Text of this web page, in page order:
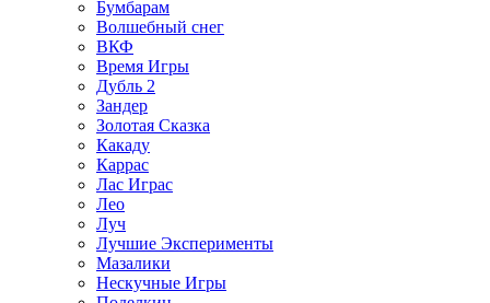
Бумбарам
Волшебный снег
ВКФ
Время Игры
Дубль 2
Зандер
Золотая Сказка
Какаду
Каррас
Лас Играс
Лео
Луч
Лучшие Эксперименты
Мазалики
Нескучные Игры